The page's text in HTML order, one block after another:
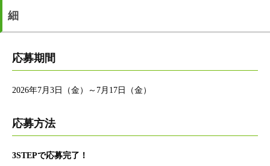
細
応募期間
2026年7月3日（金）～7月17日（金）
応募方法
3STEPで応募完了！